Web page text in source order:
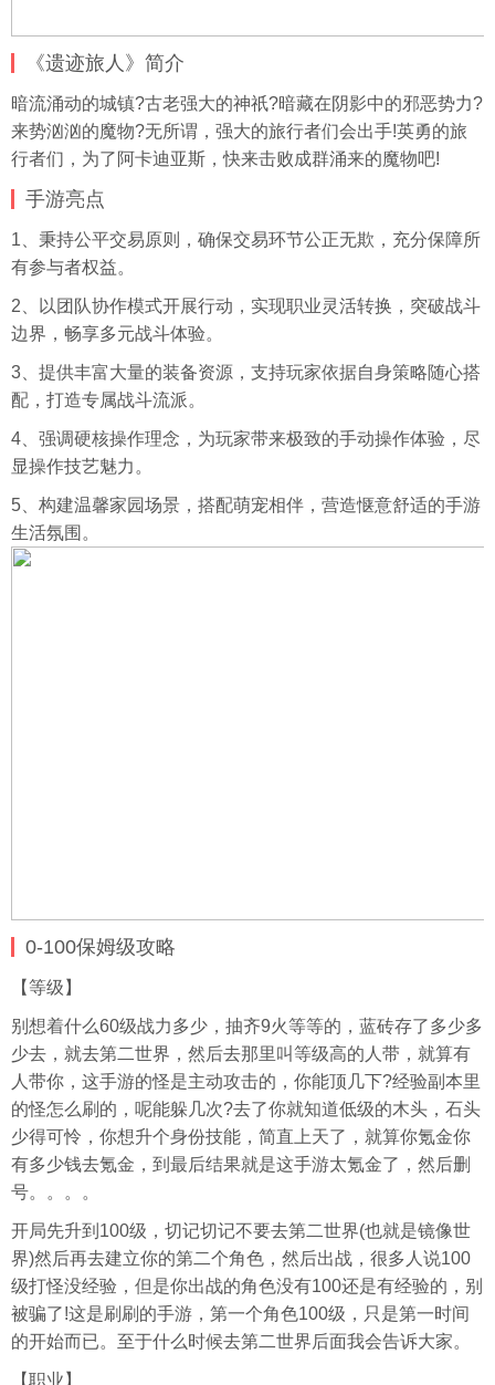
《遗迹旅人》简介
暗流涌动的城镇?古老强大的神祇?暗藏在阴影中的邪恶势力?
来势汹汹的魔物?无所谓，强大的旅行者们会出手!英勇的旅
行者们，为了阿卡迪亚斯，快来击败成群涌来的魔物吧!
手游亮点
1、秉持公平交易原则，确保交易环节公正无欺，充分保障所
有参与者权益。​
2、以团队协作模式开展行动，实现职业灵活转换，突破战斗
边界，畅享多元战斗体验。​
3、提供丰富大量的装备资源，支持玩家依据自身策略随心搭
配，打造专属战斗流派。​
4、强调硬核操作理念，为玩家带来极致的手动操作体验，尽
显操作技艺魅力。​
5、构建温馨家园场景，搭配萌宠相伴，营造惬意舒适的手游
生活氛围。
0-100保姆级攻略
【等级】
别想着什么60级战力多少，抽齐9火等等的，蓝砖存了多少多
少去，就去第二世界，然后去那里叫等级高的人带，就算有
人带你，这手游的怪是主动攻击的，你能顶几下?经验副本里
的怪怎么刷的，呢能躲几次?去了你就知道低级的木头，石头
少得可怜，你想升个身份技能，简直上天了，就算你氪金你
有多少钱去氪金，到最后结果就是这手游太氪金了，然后删
号。。。。
开局先升到100级，切记切记不要去第二世界(也就是镜像世
界)然后再去建立你的第二个角色，然后出战，很多人说100
级打怪没经验，但是你出战的角色没有100还是有经验的，别
被骗了!这是刷刷的手游，第一个角色100级，只是第一时间
的开始而已。至于什么时候去第二世界后面我会告诉大家。
【职业】